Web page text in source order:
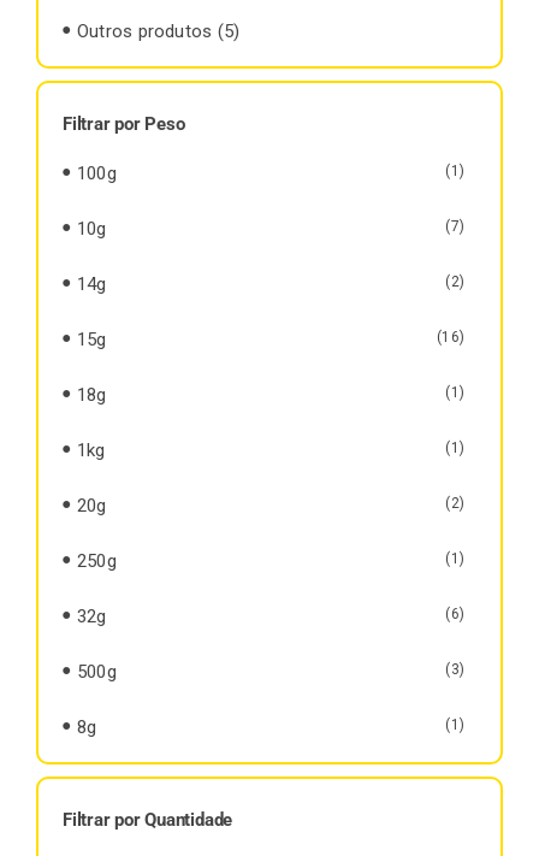
Outros produtos (5)
Filtrar por Peso
100g (1)
10g (7)
14g (2)
15g (16)
18g (1)
1kg (1)
20g (2)
250g (1)
32g (6)
500g (3)
8g (1)
Filtrar por Quantidade